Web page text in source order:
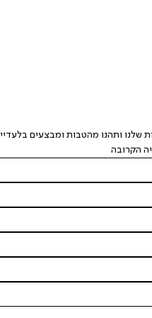
שלנו ותהנו מהטבות ומבצעים